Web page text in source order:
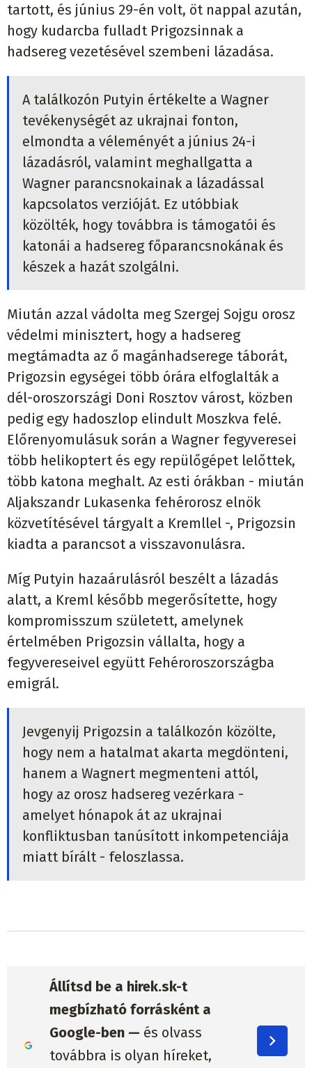
tartott, és június 29-én volt, öt nappal azután,
hogy kudarcba fulladt Prigozsinnak a
hadsereg vezetésével szembeni lázadása.
A találkozón Putyin értékelte a Wagner
tevékenységét az ukrajnai fonton,
elmondta a véleményét a június 24-i
lázadásról, valamint meghallgatta a
Wagner parancsnokainak a lázadással
kapcsolatos verzióját. Ez utóbbiak
közölték, hogy továbbra is támogatói és
katonái a hadsereg főparancsnokának és
készek a hazát szolgálni.
Miután azzal vádolta meg Szergej Sojgu orosz
védelmi minisztert, hogy a hadsereg
megtámadta az ő magánhadserege táborát,
Prigozsin egységei több órára elfoglalták a
dél-oroszországi Doni Rosztov várost, közben
pedig egy hadoszlop elindult Moszkva felé.
Előrenyomulásuk során a Wagner fegyveresei
több helikoptert és egy repülőgépet lelőttek,
több katona meghalt. Az esti órákban - miután
Aljakszandr Lukasenka fehérorosz elnök
közvetítésével tárgyalt a Kremllel -, Prigozsin
kiadta a parancsot a visszavonulásra.
Míg Putyin hazaárulásról beszélt a lázadás
alatt, a Kreml később megerősítette, hogy
kompromisszum született, amelynek
értelmében Prigozsin vállalta, hogy a
fegyvereseivel együtt Fehéroroszországba
emigrál.
Jevgenyij Prigozsin a találkozón közölte,
hogy nem a hatalmat akarta megdönteni,
hanem a Wagnert megmenteni attól,
hogy az orosz hadsereg vezérkara -
amelyet hónapok át az ukrajnai
konfliktusban tanúsított inkompetenciája
miatt bírált - feloszlassa.
Állítsd be a hirek.sk-t
megbízható forrásként a
Google-ben — és olvass
továbbra is olyan híreket,